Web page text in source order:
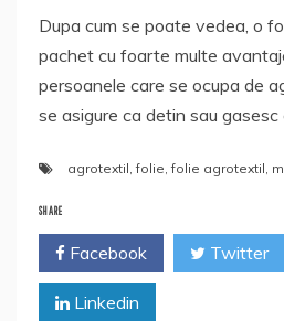
Dupa cum se poate vedea, o
pachet cu foarte multe
persoanele care se ocupa de
se asigure ca detin sau gasesc
agrotextil ,folie ,folie agrotextil
SHARE
Facebook Twitter
Linkedin